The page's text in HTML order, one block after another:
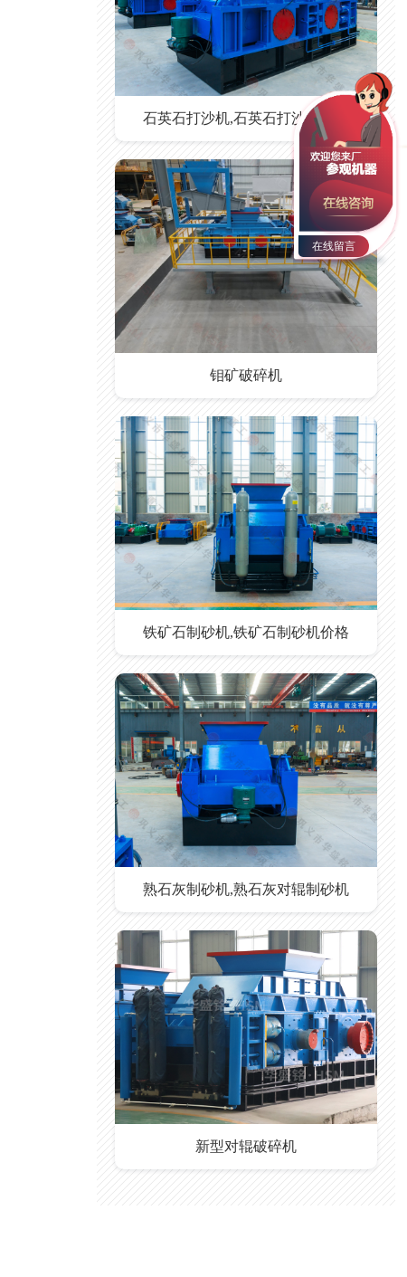
石英石打沙机,石英石打沙机价格
钼矿破碎机
铁矿石制砂机,铁矿石制砂机价格
熟石灰制砂机,熟石灰对辊制砂机
新型对辊破碎机
在线留言